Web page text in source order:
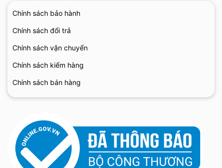
Chính sách bảo hành
Chính sách đổi trả
Chính sách vận chuyển
Chính sách kiểm hàng
Chính sách bán hàng